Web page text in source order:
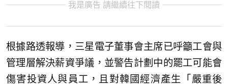
我是廣告 請繼續往下閱讀
根據路透報導，三星電子董事會主席已呼籲工會與
管理層解決薪資爭議，並警告計劃中的罷工可能會
傷害投資人與員工，且對韓國經濟產生「嚴重後